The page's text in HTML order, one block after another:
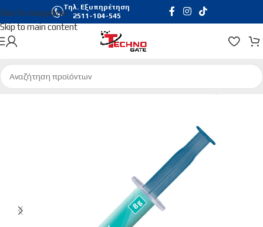
Skip to navigation
Skip to main content
Τηλ. Εξυπηρέτηση
2511-104-545
Αρχική σελίδα/Hardware & Software/Συστήματα Ψύξης